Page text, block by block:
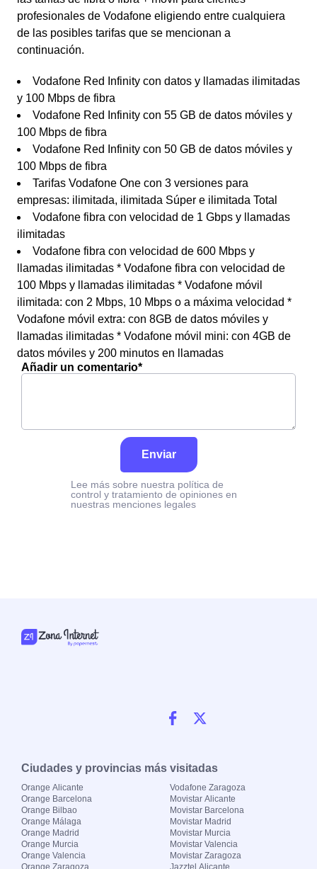
profesionales de Vodafone eligiendo entre cualquiera
de las posibles tarifas que se mencionan a
continuación.
Vodafone Red Infinity con datos y llamadas ilimitadas
y 100 Mbps de fibra
Vodafone Red Infinity con 55 GB de datos móviles y
100 Mbps de fibra
Vodafone Red Infinity con 50 GB de datos móviles y
100 Mbps de fibra
Tarifas Vodafone One con 3 versiones para
empresas: ilimitada, ilimitada Súper e ilimitada Total
Vodafone fibra con velocidad de 1 Gbps y llamadas
ilimitadas
Vodafone fibra con velocidad de 600 Mbps y
llamadas ilimitadas * Vodafone fibra con velocidad de
100 Mbps y llamadas ilimitadas * Vodafone móvil
ilimitada: con 2 Mbps, 10 Mbps o a máxima velocidad *
Vodafone móvil extra: con 8GB de datos móviles y
llamadas ilimitadas * Vodafone móvil mini: con 4GB de
datos móviles y 200 minutos en llamadas
Añadir un comentario*
Enviar
Lee más sobre nuestra política de
control y tratamiento de opiniones en
nuestras menciones legales
Ciudades y provincias más visitadas
Orange Alicante
Orange Barcelona
Orange Bilbao
Orange Málaga
Orange Madrid
Orange Murcia
Orange Valencia
Orange Zaragoza
Vodafone Zaragoza
Movistar Alicante
Movistar Barcelona
Movistar Madrid
Movistar Murcia
Movistar Valencia
Movistar Zaragoza
Jazztel Alicante